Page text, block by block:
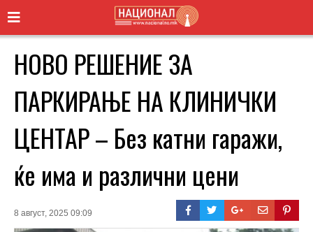
НОВО РЕШЕНИЕ ЗА
ПАРКИРАЊЕ НА КЛИНИЧКИ
ЦЕНТАР – Без катни гаражи,
ќе има и различни цени
8 август, 2025 09:09